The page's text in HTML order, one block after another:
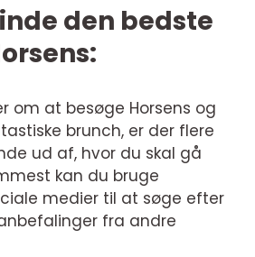
den bedste
om at besøge Horsens og
brunch, er der flere
ud af, hvor du skal gå
kan du bruge
medier til at søge efter
fra andre